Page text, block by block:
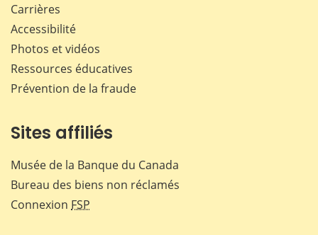
Carrières
Accessibilité
Photos et vidéos
Ressources éducatives
Prévention de la fraude
Sites affiliés
Musée de la Banque du Canada
Bureau des biens non réclamés
Connexion FSP